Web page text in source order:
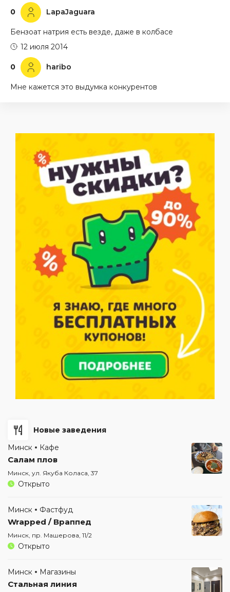
0 LapaJaguara
Бензоат натрия есть везде, даже в колбасе
0 haribo
12 июля 2014
Мне кажется это выдумка конкурентов
Новые заведения
Минск
Кафе
Салам плов
Минск, ул. Якуба Коласа, 37
Открыто
Минск Фастфуд
Wrapped / Враппед
Минск, пр. Машерова, 11/2
Открыто
Минск Магазины
Стальная линия